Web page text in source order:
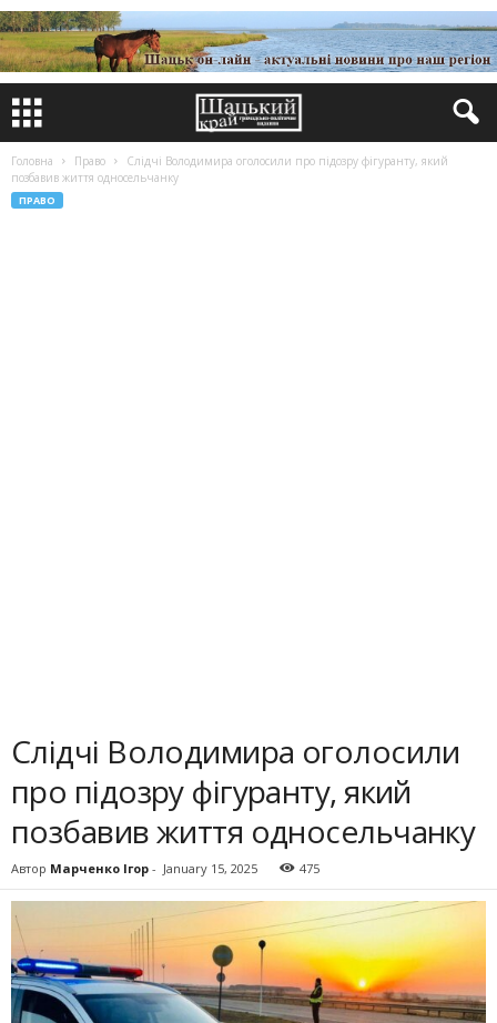
Головна Право
Слідчі Володимира оголосили про підозру фігуранту, який
позбавив життя односельчанку
ПРАВО
Слідчі Володимира оголосили
про підозру фігуранту, який
позбавив життя односельчанку
Автор Марченко Ігор - January 15, 2025 475